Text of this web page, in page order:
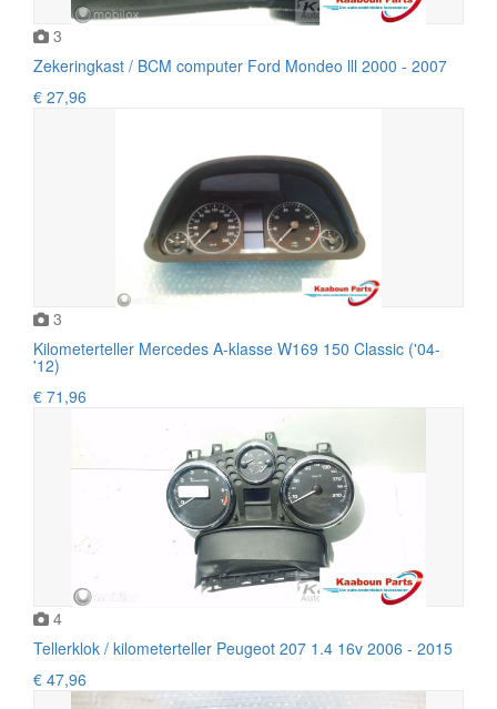
3
Zekeringkast / BCM computer Ford Mondeo lll 2000 - 2007
€ 27,96
3
Kilometerteller Mercedes A-klasse W169 150 Classic ('04-
'12)
€ 71,96
4
Tellerklok / kilometerteller Peugeot 207 1.4 16v 2006 - 2015
€ 47,96